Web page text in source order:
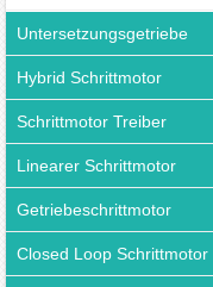
Untersetzungsgetriebe
Hybrid Schrittmotor
Schrittmotor Treiber
Linearer Schrittmotor
Getriebeschrittmotor
Closed Loop Schrittmotor